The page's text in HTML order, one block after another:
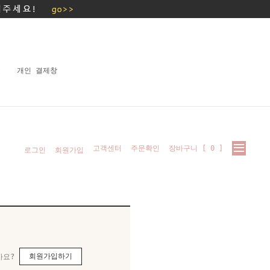
개인 결제창
로그인 회원가입 고객센터 주문확인 장바구니 [ 0
요? 회원가입하기